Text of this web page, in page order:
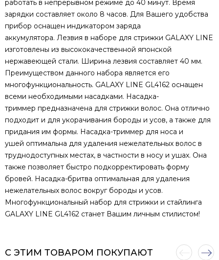
работать в непрерывном режиме до 40 минут. Время
зарядки составляет около 8 часов. Для Вашего удобства
прибор оснащен индикатором заряда
аккумулятора. Лезвия в наборе для стрижки GALAXY LINE
изготовлены из высококачественной японской
нержавеющей стали. Ширина лезвия составляет 40 мм.
Преимуществом данного набора является его
многофункциональность. GALAXY LINE GL4162 оснащен
всеми необходимыми насадками. Насадка-
триммер предназначена для стрижки волос. Она отлично
подходит и для укорачивания бороды и усов, а также для
придания им формы. Насадка-триммер для носа и
ушей оптимальна для удаления нежелательных волос в
труднодоступных местах, в частности в носу и ушах. Она
также позволяет быстро подкорректировать форму
бровей. Насадка-бритва оптимальная для удаления
нежелательных волос вокруг бороды и усов.
Многофункциональный набор для стрижки и стайлинга
GALAXY LINE GL4162 станет Вашим личным стилистом!
С ЭТИМ ТОВАРОМ ПОКУПАЮТ